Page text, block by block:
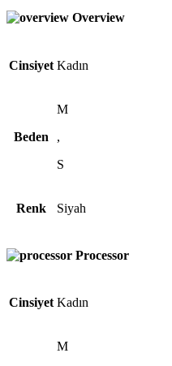
Overview
Cinsiyet Kadın
Beden
M
,
S
Renk Siyah
Processor
Cinsiyet Kadın
M